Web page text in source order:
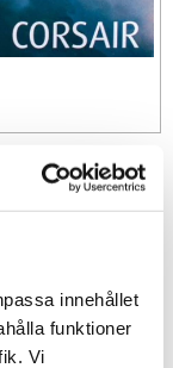
innehållet
funktioner
Vi